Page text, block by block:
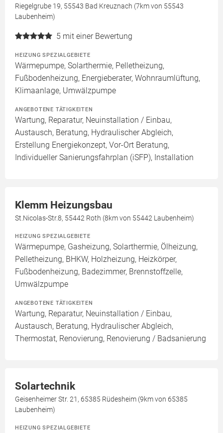
Riegelgrube 19, 55543 Bad Kreuznach (7km von 55543
Laubenheim)
5 mit einer Bewertung
HEIZUNG SPEZIALGEBIETE
Wärmepumpe, Solarthermie, Pelletheizung,
Fußbodenheizung, Energieberater, Wohnraumlüftung,
Klimaanlage, Umwälzpumpe
ANGEBOTENE TÄTIGKEITEN
Wartung, Reparatur, Neuinstallation / Einbau,
Austausch, Beratung, Hydraulischer Abgleich,
Erstellung Energiekonzept, Vor-Ort Beratung,
Individueller Sanierungsfahrplan (iSFP), Installation
Klemm Heizungsbau
St.Nicolas-Str.8, 55442 Roth (8km von 55442 Laubenheim)
HEIZUNG SPEZIALGEBIETE
Wärmepumpe, Gasheizung, Solarthermie, Ölheizung,
Pelletheizung, BHKW, Holzheizung, Heizkörper,
Fußbodenheizung, Badezimmer, Brennstoffzelle,
Umwälzpumpe
ANGEBOTENE TÄTIGKEITEN
Wartung, Reparatur, Neuinstallation / Einbau,
Austausch, Beratung, Hydraulischer Abgleich,
Thermostat, Renovierung, Renovierung / Badsanierung
Solartechnik
Geisenheimer Str. 21, 65385 Rüdesheim (9km von 65385
Laubenheim)
HEIZUNG SPEZIALGEBIETE